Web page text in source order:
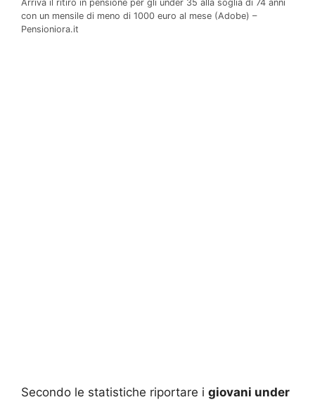
Arriva il ritiro in pensione per gli under 35 alla soglia di 74 anni
con un mensile di meno di 1000 euro al mese (Adobe) –
Pensioniora.it
Secondo le statistiche riportare i giovani under